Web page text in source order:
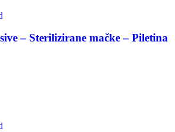
– Sterilizirane mačke – Piletina